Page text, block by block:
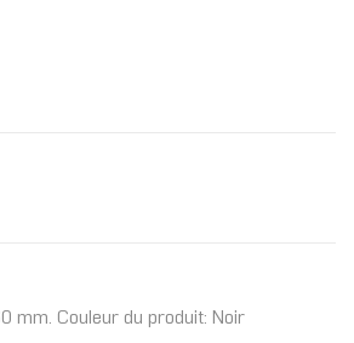
mm. Couleur du produit: Noir